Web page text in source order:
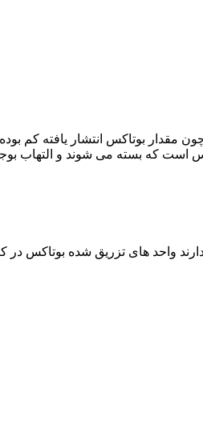
مقدار بوتاکس انتشار یافته کم
است که بسته می شوند و التهاب